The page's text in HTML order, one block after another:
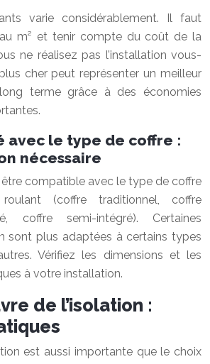
varie considérablement. Il faut
m² et tenir compte du coût de la
ne réalisez pas l’installation vous-
cher peut représenter un meilleur
terme grâce à des économies
avec le type de coffre :
nécessaire
être compatible avec le type de coffre
(coffre traditionnel, coffre
coffre semi-intégré). Certaines
sont plus adaptées à certains types
Vérifiez les dimensions et les
à votre installation.
de l’isolation :
est aussi importante que le choix